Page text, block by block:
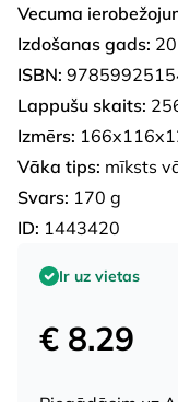
Vecuma
Izdošanas gads:
ISBN:
Lappušu skaits:
Izmērs:
Vāka tips: mīksts
Svars: 170 g
ID: 1443420
Ir uz vietas
€ 8.29